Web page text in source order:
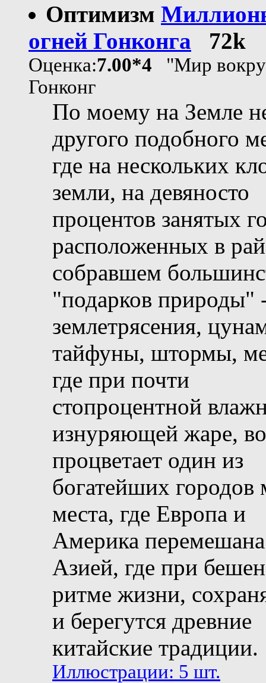
Оптимизм
огней Гонконга
72k
Оценка:7.00*4 "Мир
Гонконг
По моему на Земле
другого подобного
где на нескольких
земли, на девяносто
процентов занятых
расположенных в
собравшем
"подарков природы"
землетрясения,
тайфуны, штормы,
где при почти
стопроцентной
изнуряющей жаре,
процветает один из
богатейших городов
места, где Европа и
Америка
Азией, где при
ритме жизни,
и берегутся древние
китайские традиции.
Иллюстрации: 5 шт.